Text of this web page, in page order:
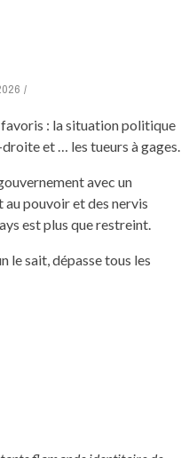
favoris : la situation politique
et … les tueurs à gages.
avec un
au pouvoir et des nervis
est plus que restreint.
le sait, dépasse tous les